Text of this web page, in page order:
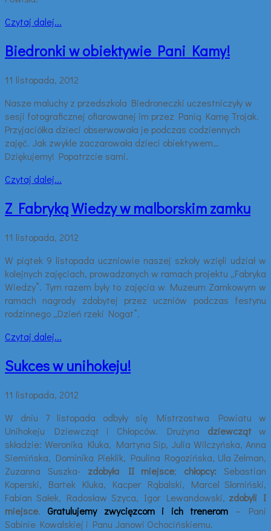
Czytaj dalej...
Biedronki w obiektywie Pani Kamy!
11 listopada, 2012
Nasze maluchy z przedszkola Biedroneczki uczestniczyły w
sesji fotograficznej ofiarowanej im przez Panią Kamę Trojak.
Przyjaciółka dzieci obserwowała je podczas codziennych
zajęć. Jak zwykle zaczarowała dzieci obiektywem…
Dziękujemy! Popatrzcie sami.
Czytaj dalej...
Z Fabryką Wiedzy w malborskim zamku
11 listopada, 2012
W piątek 9 listopada uczniowie naszej szkoły wzięli udział w
kolejnych zajęciach, prowadzonych w ramach projektu „Fabryka
Wiedzy”. Tym razem były to zajęcia w Muzeum Zamkowym w
ramach nagrody zdobytej przez uczniów podczas festynu
rodzinnego „Dzień rzeki Nogat”.
Czytaj dalej...
Sukces w unihokeju!
11 listopada, 2012
W dniu 7 listopada odbyły się Mistrzostwa Powiatu w
Unihokeju Dziewcząt i Chłopców. Drużyna dziewczątw
składzie: Weronika Kluka, Martyna Sip, Julia Wilczyńska, Anna
Siemińska, Dominika Pieklik, Paulina Rogozińska, Ula Zelman,
Zuzanna Suszka- zdobyła II miejsce; chłopcy: Sebastian
Koperski, Bartek Kluka, Kacper Rąbalski, Marcel Słomiński,
Fabian Sałek, Radosław Szyca, Igor Lewandowski, zdobyli I
miejsce. Gratulujemy zwycięzcom i ich trenerom – Pani
Sabinie Kowalskiej i Panu Janowi Ochocińskiemu.